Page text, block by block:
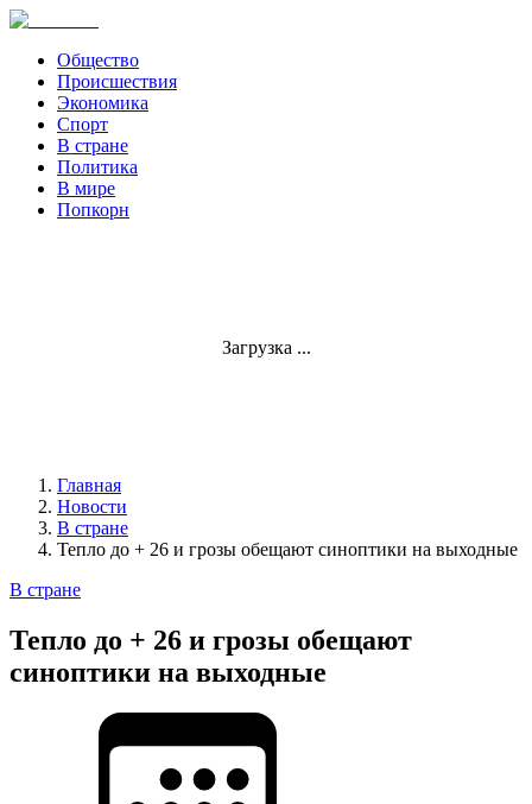
Общество
Происшествия
Экономика
Спорт
В стране
Политика
В мире
Попкорн
Загрузка ...
Главная
Новости
В стране
Тепло до + 26 и грозы обещают синоптики на выходные
В стране
Тепло до + 26 и грозы обещают
синоптики на выходные